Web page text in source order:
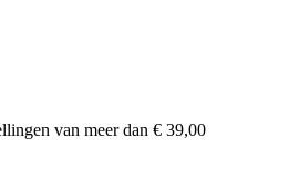
van meer dan € 39,00